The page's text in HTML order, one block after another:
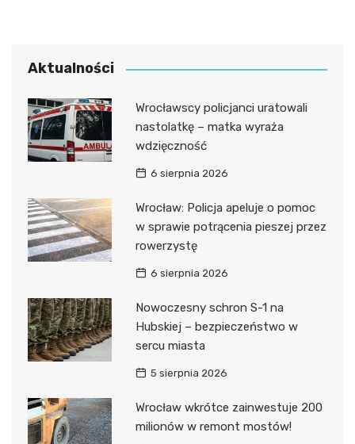
Aktualności
Wrocławscy policjanci uratowali
nastolatkę – matka wyraża
wdzięczność
6 sierpnia 2026
Wrocław: Policja apeluje o pomoc
w sprawie potrącenia pieszej przez
rowerzystę
6 sierpnia 2026
Nowoczesny schron S-1 na
Hubskiej – bezpieczeństwo w
sercu miasta
5 sierpnia 2026
Wrocław wkrótce zainwestuje 200
milionów w remont mostów!